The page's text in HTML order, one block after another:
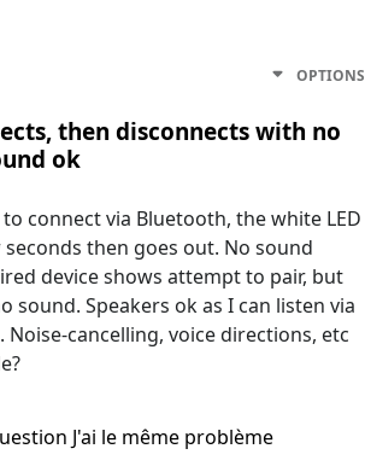
OPTIONS
then disconnects with no
ok
connect via Bluetooth, the white LED
then goes out. No sound
device shows attempt to pair, but
sound. Speakers ok as I can listen via
cancelling, voice directions, etc
J'ai le même problème